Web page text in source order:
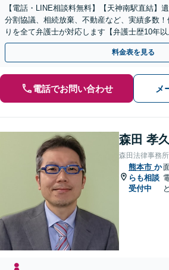
【電話・LINE相談料無料】【天神南駅直結】
分割協議、相続放棄、不動産など、実績多数
りを全て弁護士が対応します【弁護士歴10年以
料金表を見る
電話でお問い合わせ メ
森田 孝久
森田法律事務所
熊本市 か
らも相談
受付中